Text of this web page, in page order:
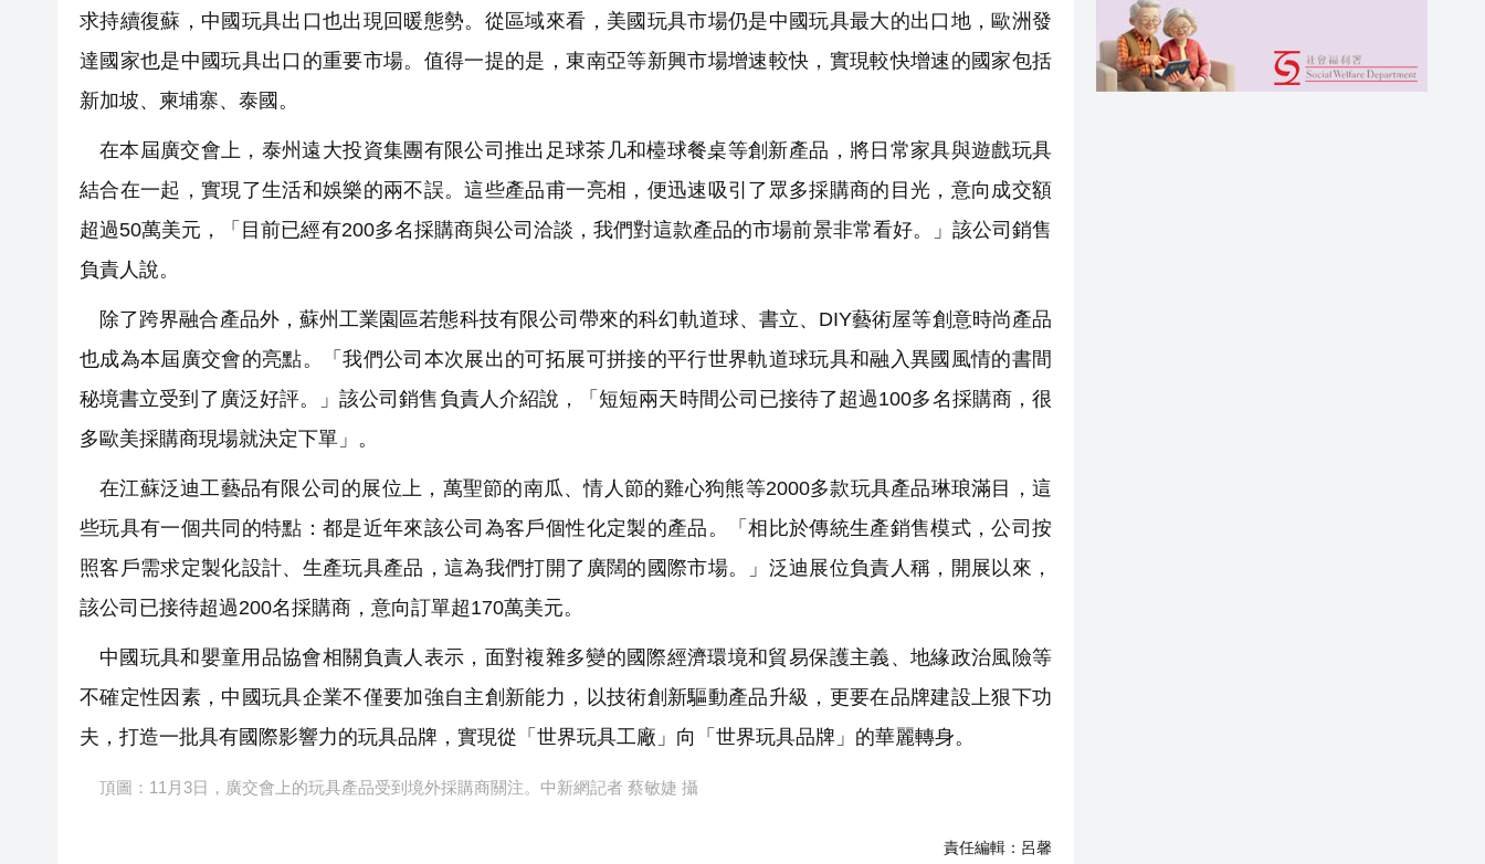
求持續復蘇，中國玩具出口也出現回暖態勢。從區域來看，美國玩具市場仍是中國玩具最大的出口地，歐洲發
達國家也是中國玩具出口的重要市場。值得一提的是，東南亞等新興市場增速較快，實現較快增速的國家包括
新加坡、柬埔寨、泰國。
在本屆廣交會上，泰州遠大投資集團有限公司推出足球茶几和檯球餐桌等創新產品，將日常家具與遊戲玩具
結合在一起，實現了生活和娛樂的兩不誤。這些產品甫一亮相，便迅速吸引了眾多採購商的目光，意向成交額
超過50萬美元，「目前已經有200多名採購商與公司洽談，我們對這款產品的市場前景非常看好。」該公司銷售
負責人說。
除了跨界融合產品外，蘇州工業園區若態科技有限公司帶來的科幻軌道球、書立、DIY藝術屋等創意時尚產品
也成為本屆廣交會的亮點。「我們公司本次展出的可拓展可拼接的平行世界軌道球玩具和融入異國風情的書間
秘境書立受到了廣泛好評。」該公司銷售負責人介紹說，「短短兩天時間公司已接待了超過100多名採購商，很
多歐美採購商現場就決定下單」。
在江蘇泛迪工藝品有限公司的展位上，萬聖節的南瓜、情人節的雞心狗熊等2000多款玩具產品琳琅滿目，這
些玩具有一個共同的特點：都是近年來該公司為客戶個性化定製的產品。「相比於傳統生產銷售模式，公司按
照客戶需求定製化設計、生產玩具產品，這為我們打開了廣闊的國際市場。」泛迪展位負責人稱，開展以來，
該公司已接待超過200名採購商，意向訂單超170萬美元。
中國玩具和嬰童用品協會相關負責人表示，面對複雜多變的國際經濟環境和貿易保護主義、地緣政治風險等
不確定性因素，中國玩具企業不僅要加強自主創新能力，以技術創新驅動產品升級，更要在品牌建設上狠下功
夫，打造一批具有國際影響力的玩具品牌，實現從「世界玩具工廠」向「世界玩具品牌」的華麗轉身。
頂圖：1 1月3日，廣交會上的玩具產品受到境外採購商關注。中新網記者 蔡敏婕 攝
責任編輯： 呂馨